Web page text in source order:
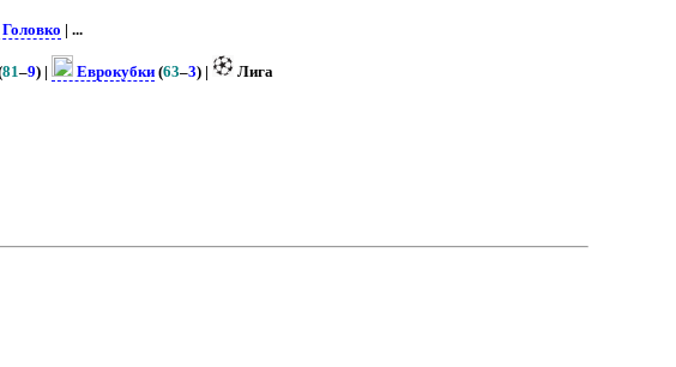
| ...
81–9) | Еврокубки (63–3) |
Лига